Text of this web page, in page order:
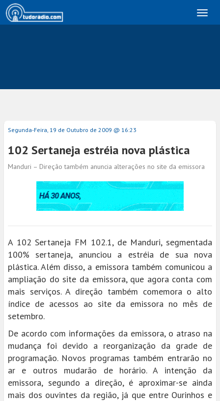
Segunda-Feira, 19 de Outubro de 2009 @ 16:23
102 Sertaneja estréia nova plástica
Manduri – Direção também anuncia alterações no site da emissora
A 102 Sertaneja FM 102.1, de Manduri, segmentada
100% sertaneja, anunciou a estréia de sua nova
plástica. Além disso, a emissora também comunicou a
ampliação do site da emissora, que agora conta com
mais serviços. A direção também comemora o alto
índice de acessos ao site da emissora no mês de
setembro.
De acordo com informações da emissora, o atraso na
mudança foi devido a reorganização da grade de
programação. Novos programas também entrarão no
ar e outros mudarão de horário. A intenção da
emissora, segundo a direção, é aproximar-se ainda
mais dos ouvintes da região, já que entre Ourinhos e